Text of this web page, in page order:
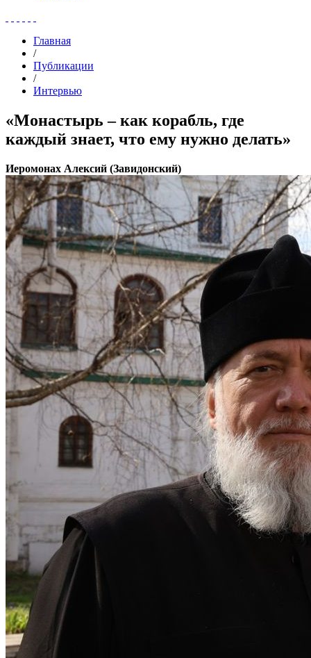
Главная
/
Публикации
/
Интервью
«Монастырь – как корабль, где
каждый знает, что ему нужно делать»
Иеромонах Алексий (Завидонский)